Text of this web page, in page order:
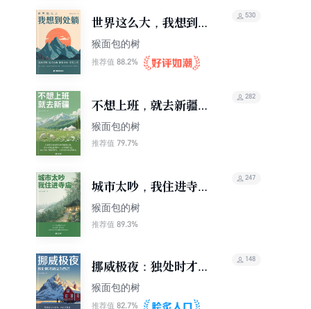
世界这么大，我想到处
躺
猴面包的树
推荐值 88.2%
530
不想上班，就去新疆
（轻游记）
猴面包的树
推荐值 79.7%
282
城市太吵，我住进寺庙
（轻游记）
猴面包的树
推荐值 89.3%
247
挪威极夜：独处时才能
成为自己（轻游记）
猴面包的树
推荐值 82.7%
148